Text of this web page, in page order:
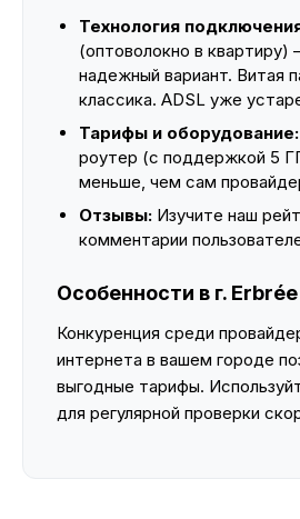
Технология
(оптоволокно в
надежный вариант. Витая
классика. ADSL уже
Тарифы и оборудование:
роутер (с поддержкой 5
меньше, чем сам
Отзывы: Изучите наш
комментарии
Особенности в г. Erbrée
Конкуренция среди
интернета в вашем городе
выгодные тарифы.
для регулярной проверки